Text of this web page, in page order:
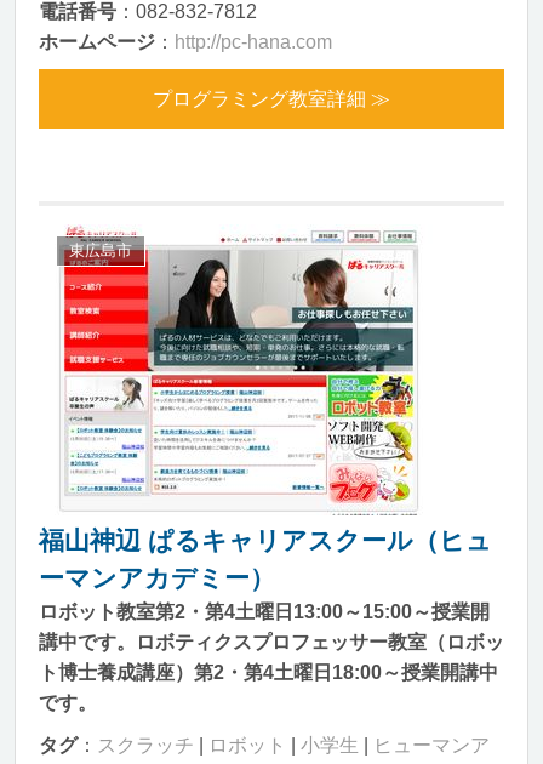
電話番号 ：082-832-7812
ホームページ ： http://pc-hana.com
プログラミング教室詳細 ≫
東広島市
福山神辺 ぱるキャリアスクール（ヒュ
ーマンアカデミー）
ロボット教室第2・第4土曜日13:00～15:00～授業開
講中です。ロボティクスプロフェッサー教室（ロボッ
ト博士養成講座）第2・第4土曜日18:00～授業開講中
です。
タグ： スクラッチ ロボット 小学生
ヒューマンア